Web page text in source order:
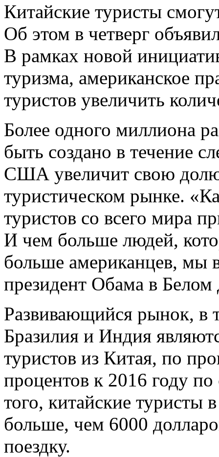
Китайские туристы
Об этом в четверг
В рамках новой
туризма, американское
туристов увеличить
Более одного миллиона
быть создано в течение
США увеличит свою
туристическом рынке.
туристов со всего мира
И чем больше людей,
больше американцев, мы
президент Обама в Белом
Развивающийся рынок, в
Бразилия и Индия
туристов из Китая, по
процентов к 2016 году
того, китайские туристы
больше, чем 6000
поездку.